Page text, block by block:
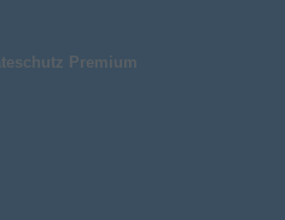
Premium